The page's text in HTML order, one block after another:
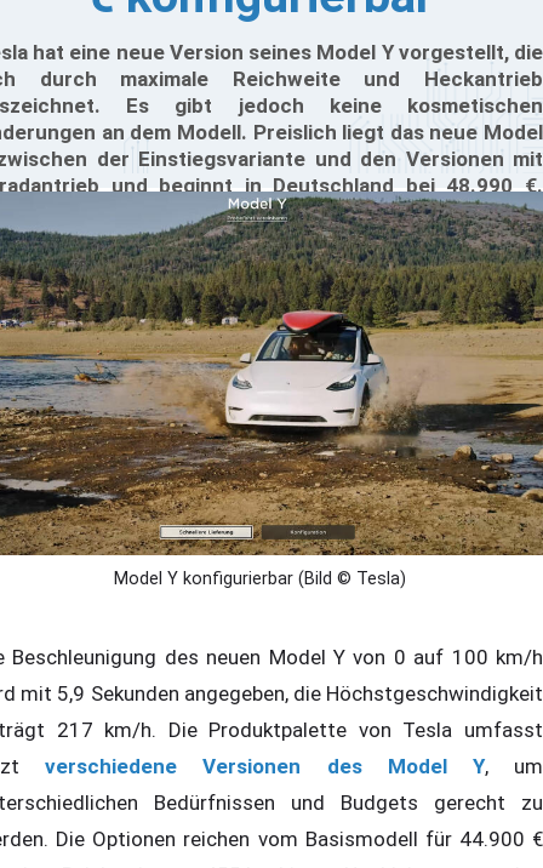
hat eine neue Version seines Model Y vorgestellt, die
durch maximale Reichweite und Heckantrieb
Es gibt jedoch keine kosmetischen
an dem Modell. Preislich liegt das neue Model
der Einstiegsvariante und den Versionen mit
und beginnt in Deutschland bei 48.990 €.
ist es deutlich günstiger als die Modelle mit
die bei 54.900 € beginnen.
Model Y konfigurierbar (Bild © Tesla)
Beschleunigung des neuen Model Y von 0 auf 100 km/h
mit 5,9 Sekunden angegeben, die Höchstgeschwindigkeit
217 km/h. Die Produktpalette von Tesla umfasst
verschiedene Versionen des Model Y, um
Bedürfnissen und Budgets gerecht zu
Die Optionen reichen vom Basismodell für 44.900 €